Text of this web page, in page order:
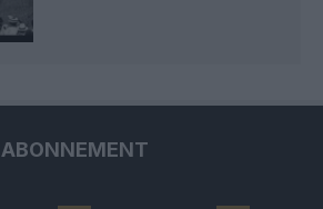
ABONNEMENT